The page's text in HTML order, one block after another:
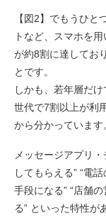
【図2】でもうひと
トなど、スマホを
が約8割に達してお
とです。
しかも、若年層だ
世代で7割以上が利
から分かっています
メッセージアプリ
してもらえる” “電
手段になる” “店舗
る” といった特性が